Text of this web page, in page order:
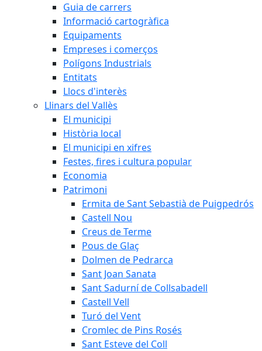
Guia de carrers
Informació cartogràfica
Equipaments
Empreses i comerços
Polígons Industrials
Entitats
Llocs d'interès
Llinars del Vallès
El municipi
Història local
El municipi en xifres
Festes, fires i cultura popular
Economia
Patrimoni
Ermita de Sant Sebastià de Puigpedrós
Castell Nou
Creus de Terme
Pous de Glaç
Dolmen de Pedrarca
Sant Joan Sanata
Sant Sadurní de Collsabadell
Castell Vell
Turó del Vent
Cromlec de Pins Rosés
Sant Esteve del Coll